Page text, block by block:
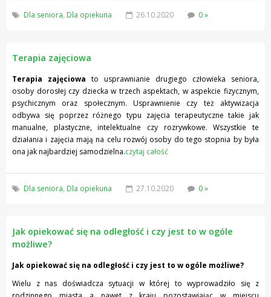
Dla seniora, Dla opiekuna 26.10.2020 0 »
Terapia zajęciowa
Terapia zajęciowa to usprawnianie drugiego człowieka seniora,
osoby dorosłej czy dziecka w trzech aspektach, w aspekcie fizycznym,
psychicznym oraz społecznym. Usprawnienie czy też aktywizacja
odbywa się poprzez różnego typu zajęcia terapeutyczne takie jak
manualne, plastyczne, intelektualne czy rozrywkowe. Wszystkie te
działania i zajęcia mają na celu rozwój osoby do tego stopnia by była
ona jak najbardziej samodzielna.czytaj całość
Dla seniora, Dla opiekuna 27.10.2020 0 »
Jak opiekować się na odległość i czy jest to w ogóle
możliwe?
Jak opiekować się na odległość i czy jest to w ogóle możliwe?
Wielu z nas doświadcza sytuacji w której to wyprowadziło się z